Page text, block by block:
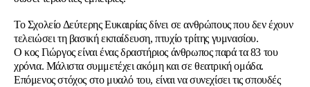
Το Σχολείο Δεύτερης Ευκαιρίας δίνει σε ανθρώπους που δεν έχουν
τελειώσει τη βασική εκπαίδευση, πτυχίο τρίτης γυμνασίου.
Ο κος Γιώργος είναι ένας δραστήριος άνθρωπος παρά τα 83 του
χρόνια. Μάλιστα συμμετέχει ακόμη και σε θεατρική ομάδα.
Επόμενος στόχος στο μυαλό του, είναι να συνεχίσει τις σπουδές